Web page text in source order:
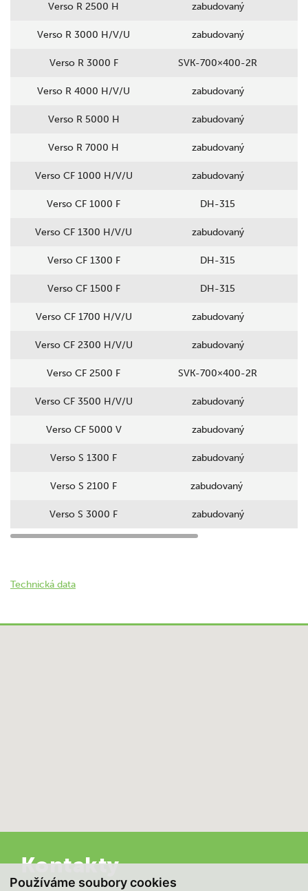
Používáme soubory cookies
Verso R 2500 H zabudovaný
Verso R 3000 H/V/U zabudovaný
Verso R 3000 F SVK-700×400-2R
Verso R 4000 H/V/U zabudovaný
Verso R 5000 H zabudovaný
Verso R 7000 H zabudovaný
Verso CF 1000 H/V/U zabudovaný
Verso CF 1000 F DH-315
Verso CF 1300 H/V/U zabudovaný
Verso CF 1300 F DH-315
Verso CF 1500 F DH-315
Verso CF 1700 H/V/U zabudovaný
Verso CF 2300 H/V/U zabudovaný
Verso CF 2500 F SVK-700×400-2R
Verso CF 3500 H/V/U zabudovaný
Verso CF 5000 V zabudovaný
Verso S 1300 F zabudovaný
Verso S 2100 F zabudovaný
Verso S 3000 F zabudovaný
Technická data
Kontakty